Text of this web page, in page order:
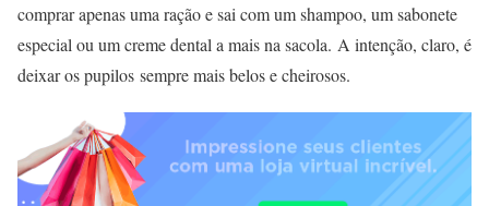
comprar apenas uma ração e sai com um shampoo, um sabonete
especial ou um creme dental a mais na sacola. A intenção, claro, é
deixar os pupilos sempre mais belos e cheirosos.